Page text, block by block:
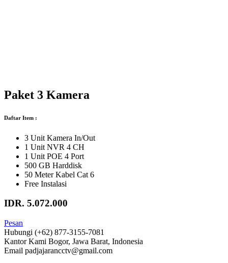
Paket 3 Kamera
Daftar Item :
3 Unit Kamera In/Out
1 Unit NVR 4 CH
1 Unit POE 4 Port
500 GB Harddisk
50 Meter Kabel Cat 6
Free Instalasi
IDR. 5.072.000
Pesan
Hubungi (+62) 877-3155-7081
Kantor Kami Bogor, Jawa Barat, Indonesia
Email padjajarancctv@gmail.com